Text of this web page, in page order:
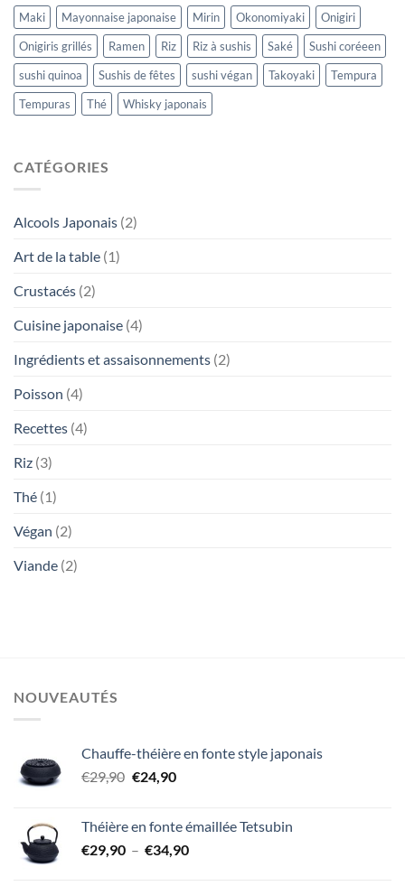
Maki Mayonnaise japonaise Mirin Okonomiyaki
Onigiri
Onigiris grillés
Ramen Riz Riz à sushis Saké
Sushi coréeen
sushi quinoa
Sushis de fêtes sushi végan Takoyaki
Tempura
Tempuras
Thé Whisky japonais
CATÉGORIES
Alcools Japonais (2)
Art de la table (1)
Crustacés (2)
Cuisine japonaise (4)
Ingrédients et assaisonnements (2)
Poisson (4)
Recettes (4)
Riz (3)
Thé (1)
Végan (2)
Viande (2)
NOUVEAUTÉS
Chauffe-théière en fonte style japonais
€29,90 Le
était :
€29,90.
€24,90Le
est :
€24,90.
Théière en fonte émaillée Tetsubin
€29,90 – €34,90Plage